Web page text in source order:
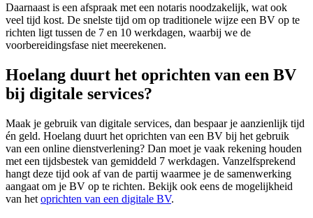
Daarnaast is een afspraak met een notaris noodzakelijk, wat ook
veel tijd kost. De snelste tijd om op traditionele wijze een BV op te
richten ligt tussen de 7 en 10 werkdagen, waarbij we de
voorbereidingsfase niet meerekenen.
Hoelang duurt het oprichten van een BV
bij digitale services?
Maak je gebruik van digitale services, dan bespaar je aanzienlijk tijd
én geld. Hoelang duurt het oprichten van een BV bij het gebruik
van een online dienstverlening? Dan moet je vaak rekening houden
met een tijdsbestek van gemiddeld 7 werkdagen. Vanzelfsprekend
hangt deze tijd ook af van de partij waarmee je de samenwerking
aangaat om je BV op te richten. Bekijk ook eens de mogelijkheid
van het oprichten van een digitale BV.